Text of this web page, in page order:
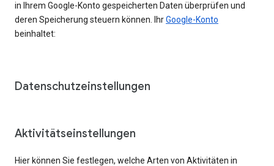
in Ihrem Google-Konto gespeicherten Daten überprüfen und
deren Speicherung steuern können. IhrGoogle-Konto
beinhaltet:
Datenschutzeinstellungen
Aktivitätseinstellungen
Hier können Sie festlegen, welche Arten von Aktivitäten in